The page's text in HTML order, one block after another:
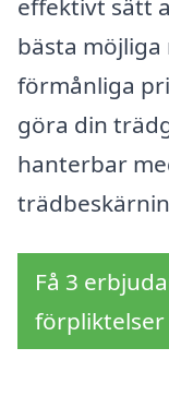
effektivt sätt
bästa
förmånliga
göra din
hanterbar
Få 3
förpliktelser